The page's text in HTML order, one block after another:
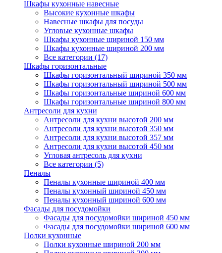
Шкафы кухонные навесные
Высокие кухонные шкафы
Навесные шкафы для посуды
Угловые кухонные шкафы
Шкафы кухонные шириной 150 мм
Шкафы кухонные шириной 200 мм
Все категории (17)
Шкафы горизонтальные
Шкафы горизонтальный шириной 350 мм
Шкафы горизонтальный шириной 500 мм
Шкафы горизонтальные шириной 600 мм
Шкафы горизонтальные шириной 800 мм
Антресоли для кухни
Антресоли для кухни высотой 200 мм
Антресоли для кухни высотой 350 мм
Антресоли для кухни высотой 357 мм
Антресоли для кухни высотой 450 мм
Угловая антресоль для кухни
Все категории (5)
Пеналы
Пеналы кухонные шириной 400 мм
Пеналы кухонный шириной 450 мм
Пеналы кухонный шириной 600 мм
Фасады для посудомойки
Фасады для посудомойки шириной 450 мм
Фасады для посудомойки шириной 600 мм
Полки кухонные
Полки кухонные шириной 200 мм